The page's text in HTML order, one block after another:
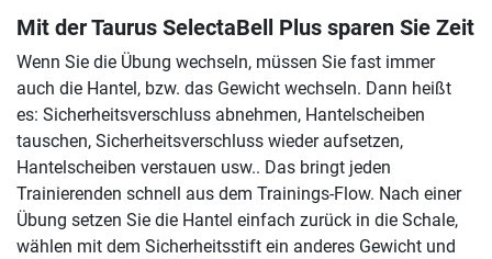
Mit der Taurus SelectaBell Plus sparen Sie Zeit
Wenn Sie die Übung wechseln, müssen Sie fast immer
auch die Hantel, bzw. das Gewicht wechseln. Dann heißt
es: Sicherheitsverschluss abnehmen, Hantelscheiben
tauschen, Sicherheitsverschluss wieder aufsetzen,
Hantelscheiben verstauen usw.. Das bringt jeden
Trainierenden schnell aus dem Trainings-Flow. Nach einer
Übung setzen Sie die Hantel einfach zurück in die Schale,
wählen mit dem Sicherheitsstift ein anderes Gewicht und